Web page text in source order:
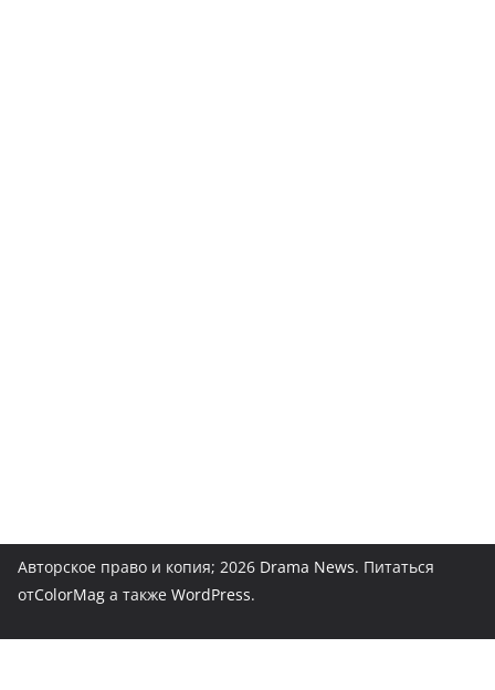
Авторское право и копия; 2026 Drama News. Питаться
отColorMag а также WordPress.